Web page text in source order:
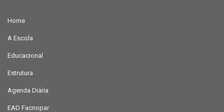
Home
A Escola
Educacional
Estrutura
Agenda Diária
EAD Facnopar